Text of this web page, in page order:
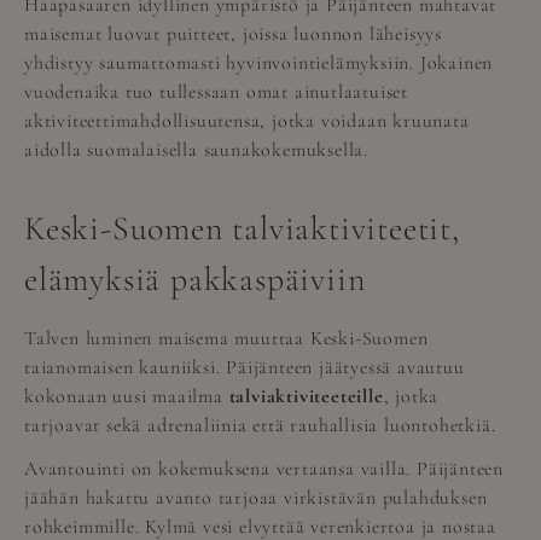
maisemat luovat puitteet, joissa luonnon läheisyys
yhdistyy saumattomasti hyvinvointielämyksiin. Jokainen
vuodenaika tuo tullessaan omat ainutlaatuiset
aktiviteettimahdollisuutensa, jotka voidaan kruunata
aidolla suomalaisella saunakokemuksella.
Keski-Suomen talviaktiviteetit,
elämyksiä pakkaspäiviin
Talven luminen maisema muuttaa Keski-Suomen
taianomaisen kauniiksi. Päijänteen jäätyessä avautuu
kokonaan uusi maailma talviaktiviteeteille, jotka
tarjoavat sekä adrenaliinia että rauhallisia luontohetkiä.
Avantouinti on kokemuksena vertaansa vailla. Päijänteen
jäähän hakattu avanto tarjoaa virkistävän pulahduksen
rohkeimmille. Kylmä vesi elvyttää verenkiertoa ja nostaa